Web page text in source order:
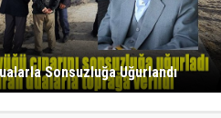
Sonsuzluğa Uğurlandı